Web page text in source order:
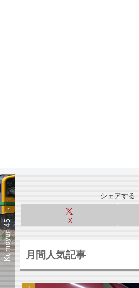
シェアする
X
月間人気記事